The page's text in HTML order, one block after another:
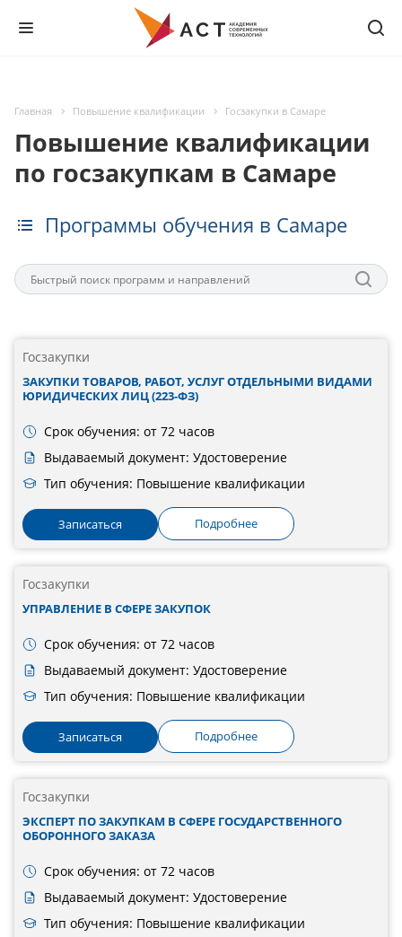
Главная Повышение квалификации Госзакупки в Самаре
Повышение квалификации
по госзакупкам в Самаре
Программы обучения в Самаре
Госзакупки
ЗАКУПКИ ТОВАРОВ, РАБОТ, УСЛУГ ОТДЕЛЬНЫМИ ВИДАМИ
ЮРИДИЧЕСКИХ ЛИЦ (223-ФЗ)
Срок обучения: от 72 часов
Выдаваемый документ: Удостоверение
Тип обучения: Повышение квалификации
Записаться Подробнее
Госзакупки
УПРАВЛЕНИЕ В СФЕРЕ ЗАКУПОК
Срок обучения: от 72 часов
Выдаваемый документ: Удостоверение
Тип обучения: Повышение квалификации
Записаться Подробнее
Госзакупки
ЭКСПЕРТ ПО ЗАКУПКАМ В СФЕРЕ ГОСУДАРСТВЕННОГО
ОБОРОННОГО ЗАКАЗА
Срок обучения: от 72 часов
Выдаваемый документ: Удостоверение
Тип обучения: Повышение квалификации